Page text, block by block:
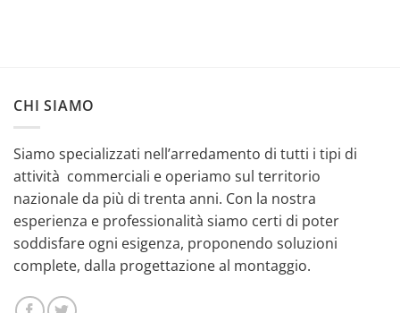
CHI SIAMO
Siamo specializzati nell’arredamento di tutti i tipi di
attività commerciali e operiamo sul territorio
nazionale da più di trenta anni. Con la nostra
esperienza e professionalità siamo certi di poter
soddisfare ogni esigenza, proponendo soluzioni
complete, dalla progettazione al montaggio.